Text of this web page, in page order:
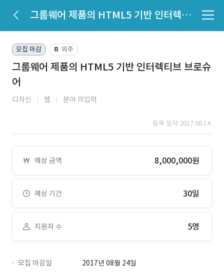
그룹웨어 제품의 HTML5 기반 인터렉티브 브로슈어
모집 마감 📔 외주
그룹웨어 제품의 HTML5 기반 인터렉티브 브로슈
어
디자인 웹 분야 미입력
등록 일자 2017.08.14.
예상 금액 8,000,000원
예상 기간 30일
지원자 수 5명
모집 마감일
2017년 08월 24일